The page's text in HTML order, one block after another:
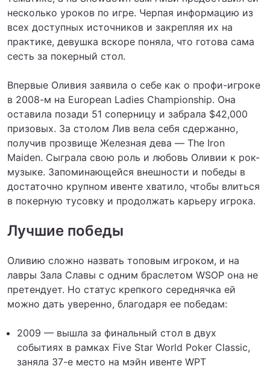
несколько уроков по игре. Черпая информацию из
всех доступных источников и закрепляя их на
практике, девушка вскоре поняла, что готова сама
сесть за покерный стол.
Впервые Оливия заявила о себе как о профи-игроке
в 2008-м на European Ladies Championship. Она
оставила позади 51 соперницу и забрала $42,000
призовых. За столом Лив вела себя сдержанно,
получив прозвище Железная дева — The Iron
Maiden. Сыграла свою роль и любовь Оливии к рок-
музыке. Запоминающейся внешности и победы в
достаточно крупном ивенте хватило, чтобы влиться
в покерную тусовку и продолжать карьеру игрока.
Лучшие победы
Оливию сложно назвать топовым игроком, и на
лавры Зала Славы с одним браслетом WSOP она не
претендует. Но статус крепкого середнячка ей
можно дать уверенно, благодаря ее победам:
2009 — вышла за финальный стол в двух
событиях в рамках Five Star World Poker Classic,
заняла 37-е место на мэйн ивенте WPT